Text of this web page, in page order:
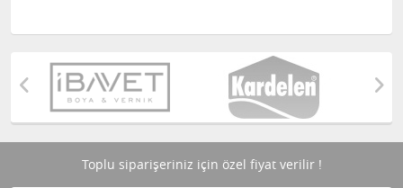
Toplu siparişeriniz için özel fiyat verilir !